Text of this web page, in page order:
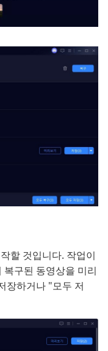
할 것입니다. 작업이
구된 동영상을 미리
장하거나 "모두 저